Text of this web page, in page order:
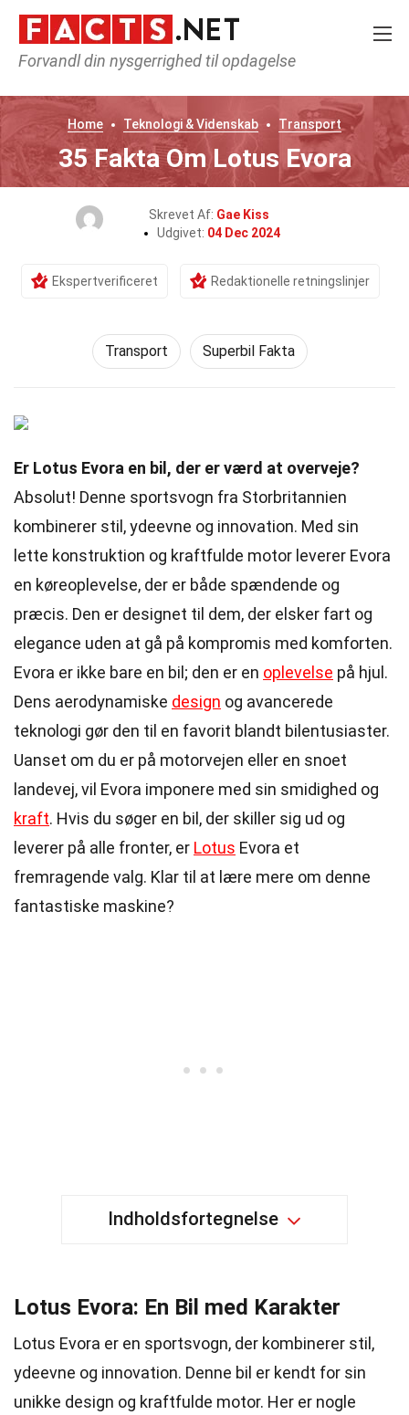
Forvandl din nysgerrighed til opdagelse
Home Teknologi & Videnskab Transport
35 Fakta Om Lotus Evora
Skrevet Af: Gae Kiss
Udgivet: 04 Dec 2024
Ekspertverificeret Redaktionelle retningslinjer
Transport Superbil Fakta
Er Lotus Evora en bil, der er værd at overveje?
Absolut! Denne sportsvogn fra Storbritannien
kombinerer stil, ydeevne og innovation. Med sin
lette konstruktion og kraftfulde motor leverer Evora
en køreoplevelse, der er både spændende og
præcis. Den er designet til dem, der elsker fart og
elegance uden at gå på kompromis med komforten.
Evora er ikke bare en bil; den er en oplevelse på hjul.
Dens aerodynamiske design og avancerede
teknologi gør den til en favorit blandt bilentusiaster.
Uanset om du er på motorvejen eller en snoet
landevej, vil Evora imponere med sin smidighed og
kraft. Hvis du søger en bil, der skiller sig ud og
leverer på alle fronter, er Lotus Evora et
fremragende valg. Klar til at lære mere om denne
fantastiske maskine?
Indholdsfortegnelse
Lotus Evora: En Bil med Karakter
Lotus Evora er en sportsvogn, der kombinerer stil,
ydeevne og innovation. Denne bil er kendt for sin
unikke design og kraftfulde motor. Her er nogle